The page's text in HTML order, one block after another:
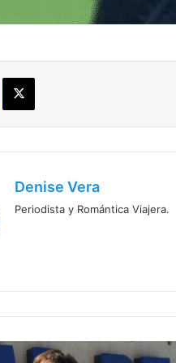
X
Denise Vera
Periodista y Romántica Viajera.